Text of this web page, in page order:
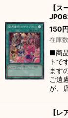
【
150円
在庫
■商
トで
ます
ご遠
が、
【